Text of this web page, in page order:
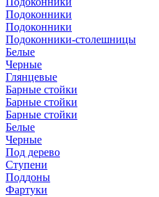
Подоконники
Подоконники
Подоконники-столешницы
Белые
Черные
Глянцевые
Барные стойки
Барные стойки
Барные стойки
Белые
Черные
Под дерево
Ступени
Поддоны
Фартуки